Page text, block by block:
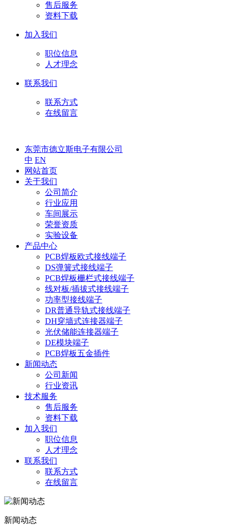
售后服务
资料下载
加入我们
职位信息
人才理念
联系我们
联系方式
在线留言
东莞市德立斯电子有限公司
中 EN
网站首页
关于我们
公司简介
行业应用
车间展示
荣誉资质
实验设备
产品中心
PCB焊板欧式接线端子
DS弹簧式接线端子
PCB焊板栅栏式接线端子
线对板/插拔式接线端子
功率型接线端子
DR普通导轨式接线端子
DH穿墙式连接器端子
光伏储能连接器端子
DE模块端子
PCB焊板五金插件
新闻动态
公司新闻
行业资讯
技术服务
售后服务
资料下载
加入我们
职位信息
人才理念
联系我们
联系方式
在线留言
新闻动态